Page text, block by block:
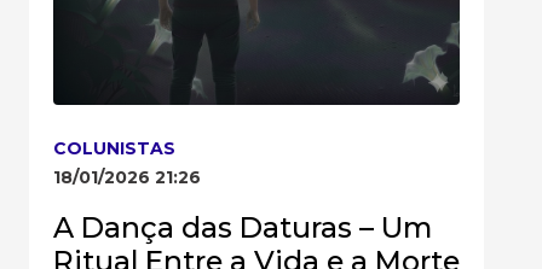
COLUNISTAS
18/01/2026 21:26
A Dança das Daturas – Um
Ritual Entre a Vida e a Morte